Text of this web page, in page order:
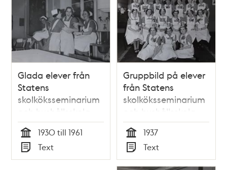
Glada elever från
Statens
skolköksseminarium
och hushållsskola
Tid
1930 till 1961
Typ
Text
Gruppbild på elever
från Statens
skolköksseminarium
och hushållsskola
Tid
1937
Typ
Text